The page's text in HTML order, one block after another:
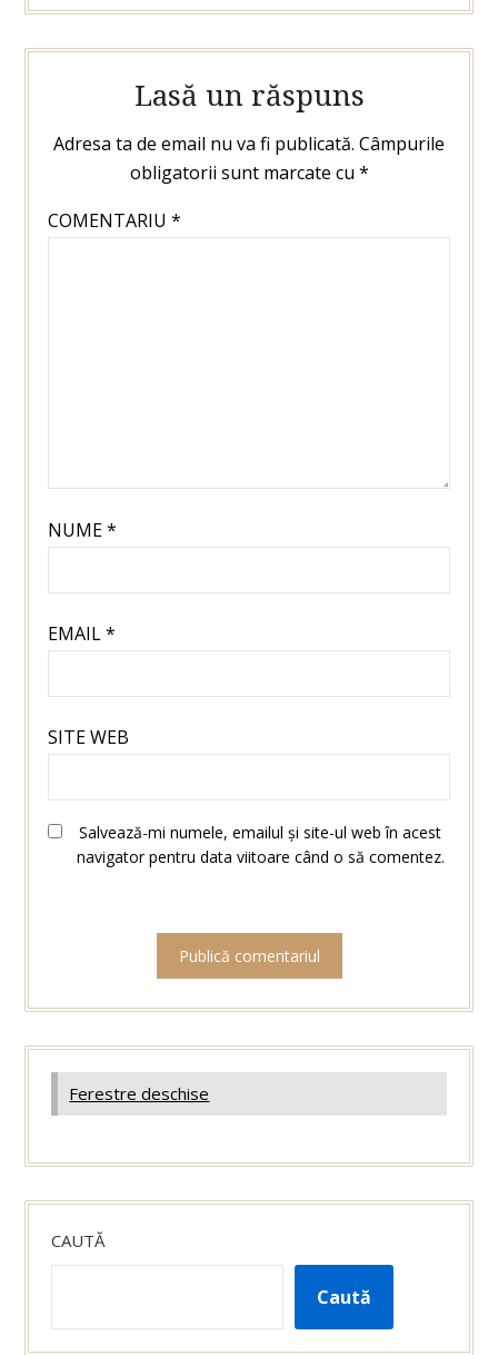
Lasă un răspuns
Adresa ta de email nu va fi publicată. Câmpurile
obligatorii sunt marcate cu *
COMENTARIU *
NUME*
EMAIL*
SITE WEB
Salvează-mi numele, emailul și site-ul web în acest
navigator pentru data viitoare când o să comentez.
Ferestre deschise
CAUTĂ
Caută